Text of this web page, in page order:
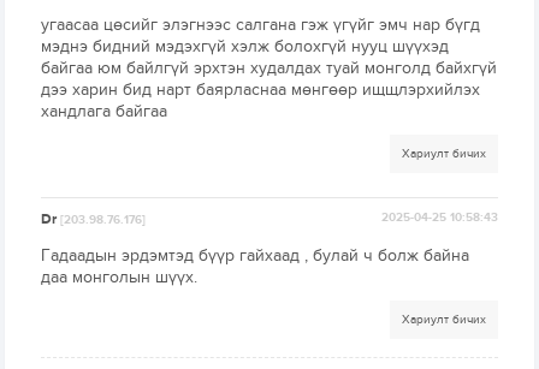
угаасаа цөсийг элэгнээс салгана гэж үгүйг эмч нар бүгд
мэднэ бидний мэдэхгүй хэлж болохгүй нууц шүүхэд
байгаа юм байлгүй эрхтэн худалдах туай монголд байхгүй
дээ харин бид нарт баярласнаа мөнгөөр ищщлэрхийлэх
хандлага байгаа
Хариулт бичих
Dr[203.98.76.176] 2025-04-25 10:58:43
Гадаадын эрдэмтэд бүүр гайхаад , булай ч болж байна
даа монголын шүүх.
Хариулт бичих